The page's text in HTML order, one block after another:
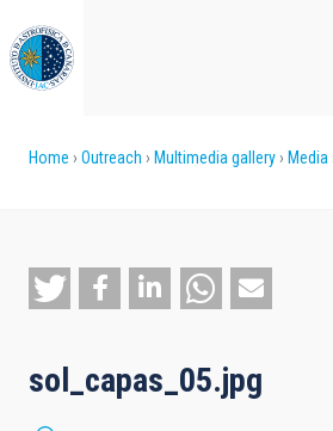
to
main
content
Breadcrumb
Home Outreach Multimedia gallery Media
sol_capas_05.jpg